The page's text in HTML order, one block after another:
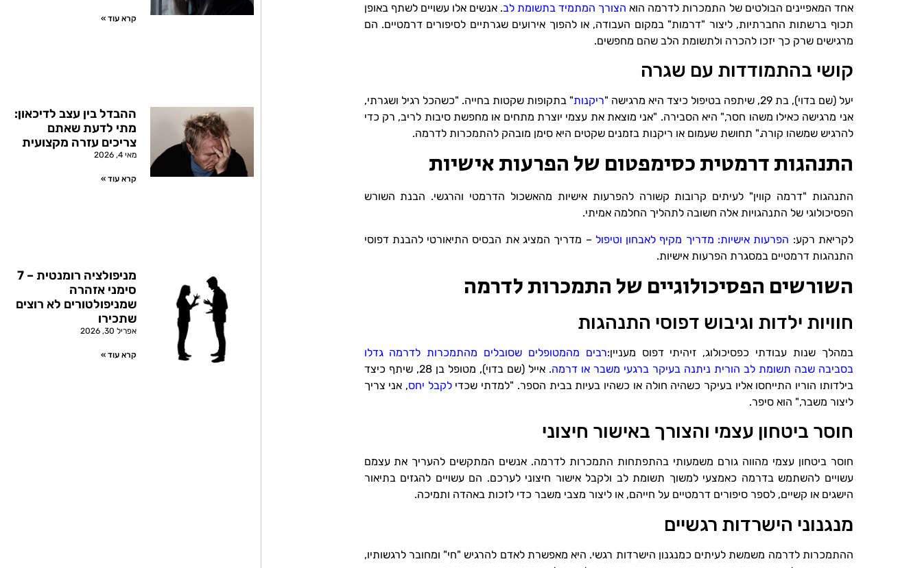
אחד המאפיינים הבולטים של התמכרות לדרמה הוא הצורך המתמיד בתשומת לב. אנשים אלו עשויים לשתף באופן
תכוף ברשתות החברתיות, ליצור "דרמות" במקום העבודה, או להפוך אירועים שגרתיים לסיפורים דרמטיים. הם
מרגישים שרק כך יזכו להכרה ולתשומת הלב שהם מחפשים.
קושי בהתמודדות עם שגרה
יעל (שם בדוי), בת 29, שיתפה בטיפול כיצד היא מרגישה " ריקנות" בתקופות שקטות בחייה. "כשהכל רגיל ושגרתי,
אני מרגישה כאילו משהו חסר," היא הסבירה. "אני מוצאת את עצמי יוצרת מתחים או מחפשת סיבות לריב, רק כדי
להרגיש שמשהו קורה." תחושת שעמום או ריקנות בזמנים שקטים היא סימן מובהק להתמכרות לדרמה.
התנהגות דרמטית כסימפטום של הפרעות אישיות
התנהגות "דרמה קווין" לעיתים קרובות קשורה להפרעות אישיות מהאשכול הדרמטי והרגשי. הבנת השורש
הפסיכולוגי של התנהגויות אלה חשובה לתהליך החלמה אמיתי.
לקריאת רקע: הפרעות אישיות: מדריך מקיף לאבחון וטיפול – מדריך המציג את הבסיס התיאורטי להבנת דפוסי
התנהגות דרמטיים במסגרת הפרעות אישיות.
השורשים הפסיכולוגיים של התמכרות לדרמה
חוויות ילדות וגיבוש דפוסי התנהגות
במהלך שנות עבודתי כפסיכולוג, זיהיתי דפוס מעניין:רבים מהמטופלים שסובלים מהתמכרות לדרמה גדלו
בסביבה שבה תשומת לב הורית ניתנה בעיקר ברגעי משבר או דרמה
. אייל (שם בדוי), מטופל בן 28, שיתף כיצד
בילדותו הוריו התייחסו אליו בעיקר כשהיה חולה או כשהיו בעיות בבית הספר. "למדתי שכדילקבל יחס, אני צריך
ליצור משבר," הוא סיפר.
חוסר ביטחון עצמי והצורך באישור חיצוני
חוסר ביטחון עצמי מהווה גורם משמעותי בהתפתחות התמכרות לדרמה. אנשים המתקשים להעריך את עצמם
עשויים להשתמש בדרמה כאמצעי למשוך תשומת לב ולקבל אישור חיצוני לערכם. הם עשויים להגזים בתיאור
הישגים או קשיים, לספר סיפורים דרמטיים על חייהם, או ליצור מצבי משבר כדי לזכות באהדה ותמיכה.
מנגנוני הישרדות רגשיים
ההתמכרות לדרמה משמשת לעיתים כמנגנון הישרדות רגשי. היא מאפשרת לאדם להרגיש "חי" ומחובר לרגשותיו,
קרא עוד »
ההבדל בין עצב לדיכאון:
מתי לדעת שאתם
צריכים עזרה מקצועית
מאי 4, 2026
קרא עוד »
מניפולציה רומנטית – 7
סימני אזהרה
שמניפולטורים לא רוצים
שתכירו
אפריל 30, 2026
קרא עוד »